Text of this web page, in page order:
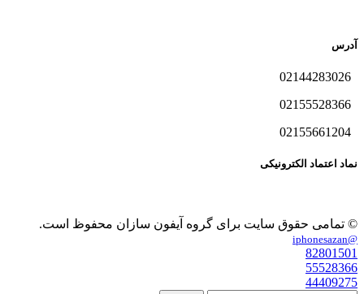
آدرس
نماد اعتماد الکترونیکی
© تمامی حقوق سایت برای گروه آیفون سازان محفوظ است.
@iphonesazan
82801501
55528366
44409275